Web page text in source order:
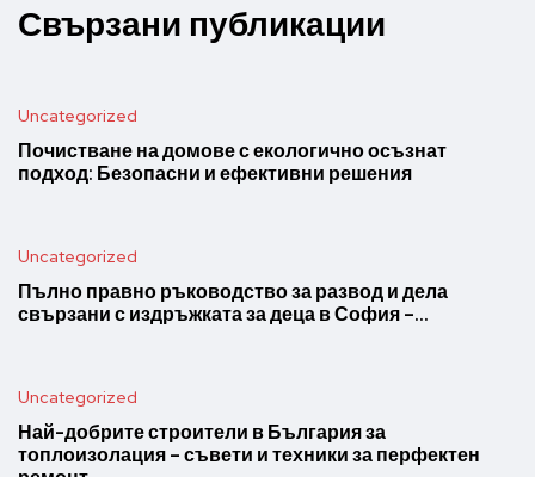
Свързани публикации
Uncategorized
Почистване на домове с екологично осъзнат
подход: Безопасни и ефективни решения
Uncategorized
Пълно правно ръководство за развод и дела
свързани с издръжката за деца в София –…
Uncategorized
Най-добрите строители в България за
топлоизолация – съвети и техники за перфектен